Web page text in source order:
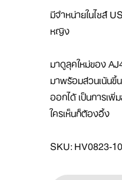
มีจำหน่ายในไซส์
หญิง
มาดูลุคใหม่ของ
มาพร้อมส่วนเน้นขึ้
ออกได้ เป็นการเ
ใครเห็นก็ต้องอึ้ง
SKU: HV0823-